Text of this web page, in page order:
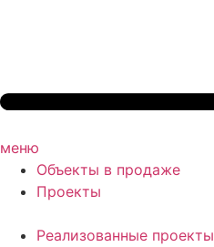
меню
Объекты в продаже
Проекты
Реализованные проекты